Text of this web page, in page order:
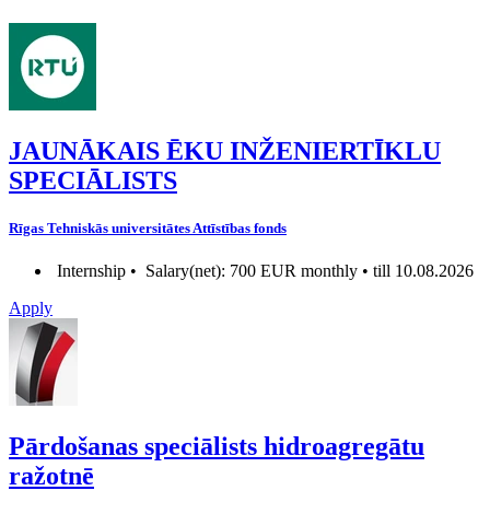
JAUNĀKAIS ĒKU INŽENIERTĪKLU
SPECIĀLISTS
Rīgas Tehniskās universitātes Attīstības fonds
Internship • Salary(net): 700 EUR monthly • till 10.08.2026
Apply
Pārdošanas speciālists hidroagregātu
ražotnē